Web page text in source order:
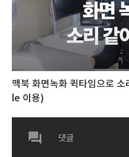
맥북 화면녹화 퀵타임으로
le 이용)